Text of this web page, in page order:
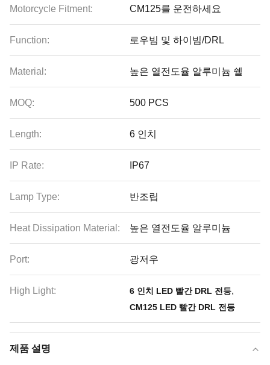
Motorcycle Fitment: CM125를 운전하세요
Function: 로우빔 및 하이빔/DRL
Material: 높은 열전도율 알루미늄 쉘
MOQ: 500 PCS
Length: 6 인치
IP Rate: IP67
Lamp Type: 반조립
Heat Dissipation Material: 높은 열전도율 알루미늄
Port: 광저우
High Light: 6 인치 LED 빨간 DRL 전등,
CM125 LED 빨간 DRL 전등
제품 설명